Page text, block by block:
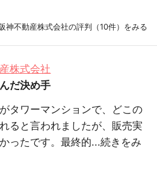
神不動産株式会社の評判（10件）をみる
株式会社
だ決め手
タワーマンションで、どこの
ると言われましたが、販売実
ったです。最終的...続きをみ